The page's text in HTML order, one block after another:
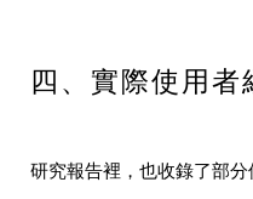
四、實際使用者
研究報告裡，也收錄了部分